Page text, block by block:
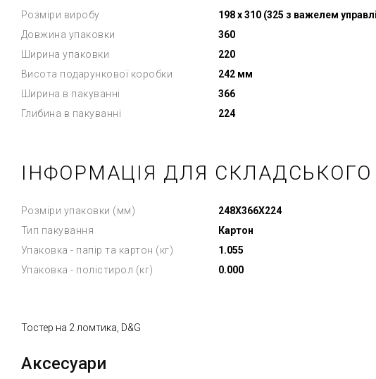
Розміри виробу
198 x 310 (325 з важелем
Довжина упаковки
360
Ширина упаковки
220
Висота подарункової коробки
242 мм
Ширина в пакуванні
366
Глибина в пакуванні
224
ІНФОРМАЦІЯ ДЛЯ
Розміри упаковки (мм)
248X366X224
Тип пакування
Картон
Упаковка - папір та картон (кг)
1.055
Упаковка - полістирол (кг)
0.000
Тостер на 2 ломтика, D&G
Аксесуари